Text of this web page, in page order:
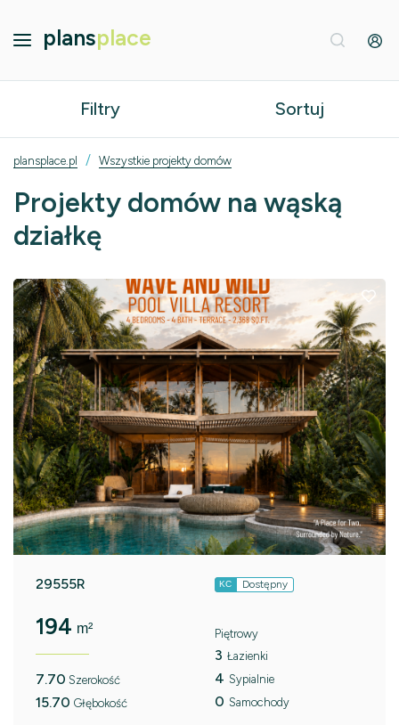
plansplace
Filtry Sortuj
plansplace.pl / Wszystkie projekty domów
Projekty domów na wąską
działkę
29555R KC Dostępny
194 m²
7.70 Szerokość
15.70 Głębokość
Piętrowy
3 Łazienki
4 Sypialnie
0 Samochody